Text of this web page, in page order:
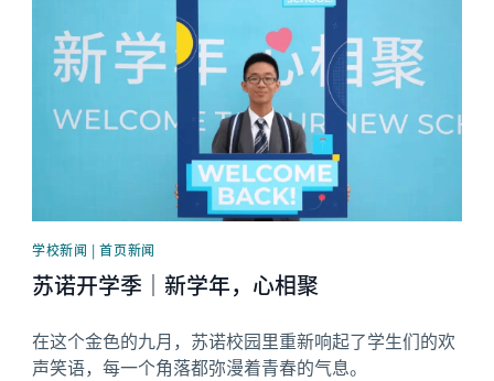
学校新闻 | 首页新闻
苏诺开学季｜新学年，心相聚
在这个金色的九月，苏诺校园里重新响起了学生们的欢
声笑语，每一个角落都弥漫着青春的气息。